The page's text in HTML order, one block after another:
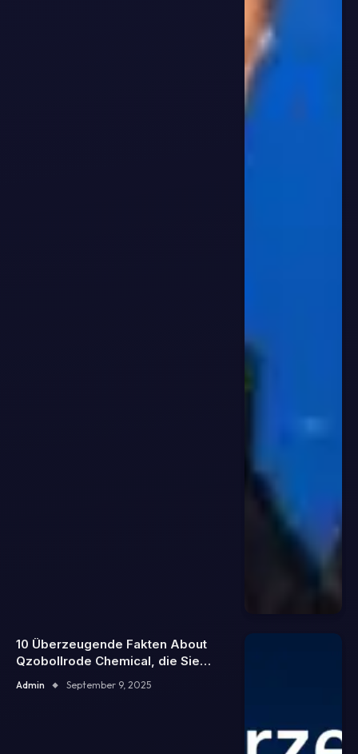
10 Überzeugende Fakten About
Qzobollrode Chemical, die Sie
begeistern werde
Admin September 9, 2025